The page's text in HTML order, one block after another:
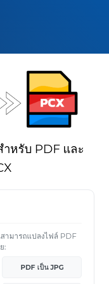
หรับ PDF และ
มารถแปลงไฟล์ PDF
:
PDF เป็น JPG